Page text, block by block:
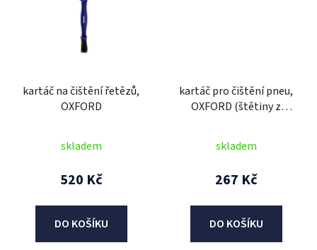
kartáč na čištění řetězů,
OXFORD
skladem
520 Kč
DO KOŠÍKU
kartáč pro čištění pneu,
OXFORD (štětiny z
skladem
267 Kč
DO KOŠÍKU